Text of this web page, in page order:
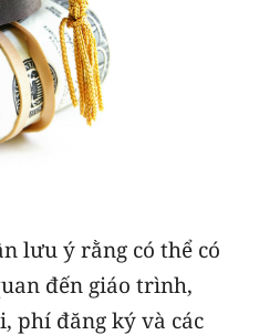
lưu ý rằng có thể có
đến giáo trình,
phí đăng ký và các